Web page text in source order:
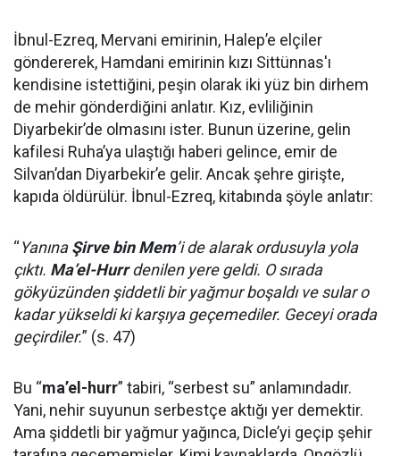
İbnul-Ezreq, Mervani emirinin, Halep’e elçiler
göndererek, Hamdani emirinin kızı Sittünnas'ı
kendisine istettiğini, peşin olarak iki yüz bin dirhem
de mehir gönderdiğini anlatır. Kız, evliliğinin
Diyarbekir’de olmasını ister. Bunun üzerine, gelin
kafilesi Ruha’ya ulaştığı haberi gelince, emir de
Silvan’dan Diyarbekir’e gelir. Ancak şehre girişte,
kapıda öldürülür. İbnul-Ezreq, kitabında şöyle anlatır:
“YanınaŞirve bin Mem’i de alarak ordusuyla yola
çıktı. Ma’el-Hurrdenilen yere geldi. O sırada
gökyüzünden şiddetli bir yağmur boşaldı ve sular o
kadar yükseldi ki karşıya geçemediler. Geceyi orada
geçirdiler.” (s. 47)
Bu “ma’el-hurr” tabiri, “serbest su” anlamındadır.
Yani, nehir suyunun serbestçe aktığı yer demektir.
Ama şiddetli bir yağmur yağınca, Dicle’yi geçip şehir